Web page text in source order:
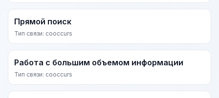
Прямой поиск
Тип связи: cooccurs
Работа с большим объемом информации
Тип связи: cooccurs